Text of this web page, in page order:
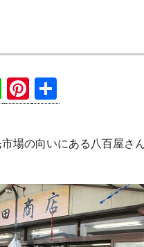
Li
n
e
Pi
nt
er
e
st
有
場の向いにある八百屋さ